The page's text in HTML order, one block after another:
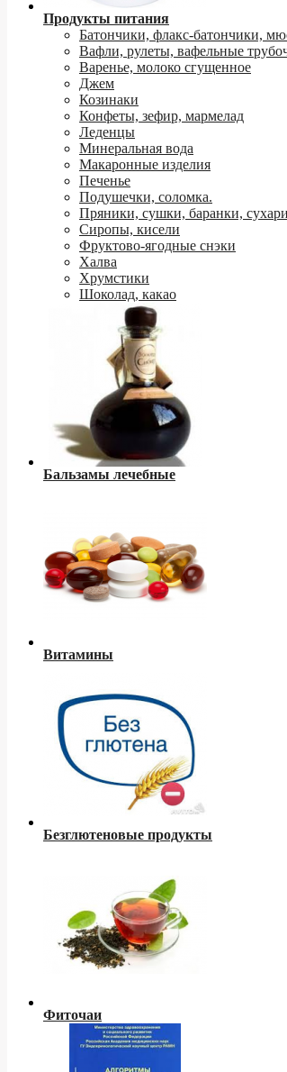
Продукты питания
Батончики, флакс-батончики,
Вафли, рулеты, вафельные
Варенье, молоко сгущенное
Джем
Козинаки
Конфеты, зефир, мармелад
Леденцы
Минеральная вода
Макаронные изделия
Печенье
Подушечки, соломка.
Пряники, сушки, баранки,
Сиропы, кисели
Фруктово-ягодные снэки
Халва
Хрумстики
Шоколад, какао
Бальзамы лечебные
Витамины
Безглютеновые продукты
Фиточаи